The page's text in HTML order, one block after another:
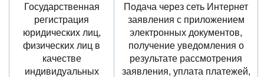
Государственная
регистрация
юридических лиц,
физических лиц в
качестве
индивидуальных
Подача через сеть Интернет
заявления с приложением
электронных документов,
получение уведомления о
результате рассмотрения
заявления, уплата платежей,